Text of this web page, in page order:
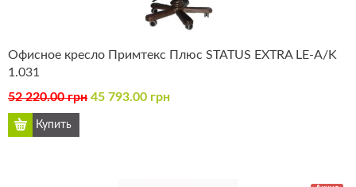
Офисное кресло Примтекс Плюс STATUS EXTRA LE-A/K
1.031
52 220.00 грн 45 793.00 грн